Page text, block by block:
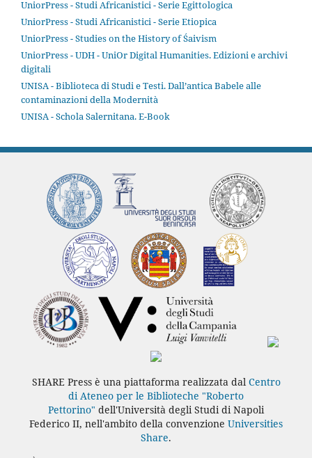
UniorPress - Studi Africanistici - Serie Egittologica
UniorPress - Studi Africanistici - Serie Etiopica
UniorPress - Studies on the History of Śaivism
UniorPress - UDH - UniOr Digital Humanities. Edizioni e archivi
digitali
UNISA - Biblioteca di Studi e Testi. Dall’antica Babele alle
contaminazioni della Modernità
UNISA - Schola Salernitana. E-Book
SHARE Press è una piattaforma realizzata dal Centro
di Ateneo per le Biblioteche "Roberto
Pettorino" dell'Università degli Studi di Napoli
Federico II, nell'ambito della convenzione Universities
Share.